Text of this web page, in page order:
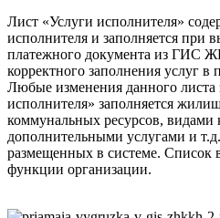
Лист «Услуги исполнителя»
исполнителя и заполняется при
платежного документа из ГИС
корректного заполнения услуг в
Любые изменения данного
исполнителя» заполняется
коммунальных ресурсов, видами
дополнительными услугами и
размещенных в системе. Список
функции организации.